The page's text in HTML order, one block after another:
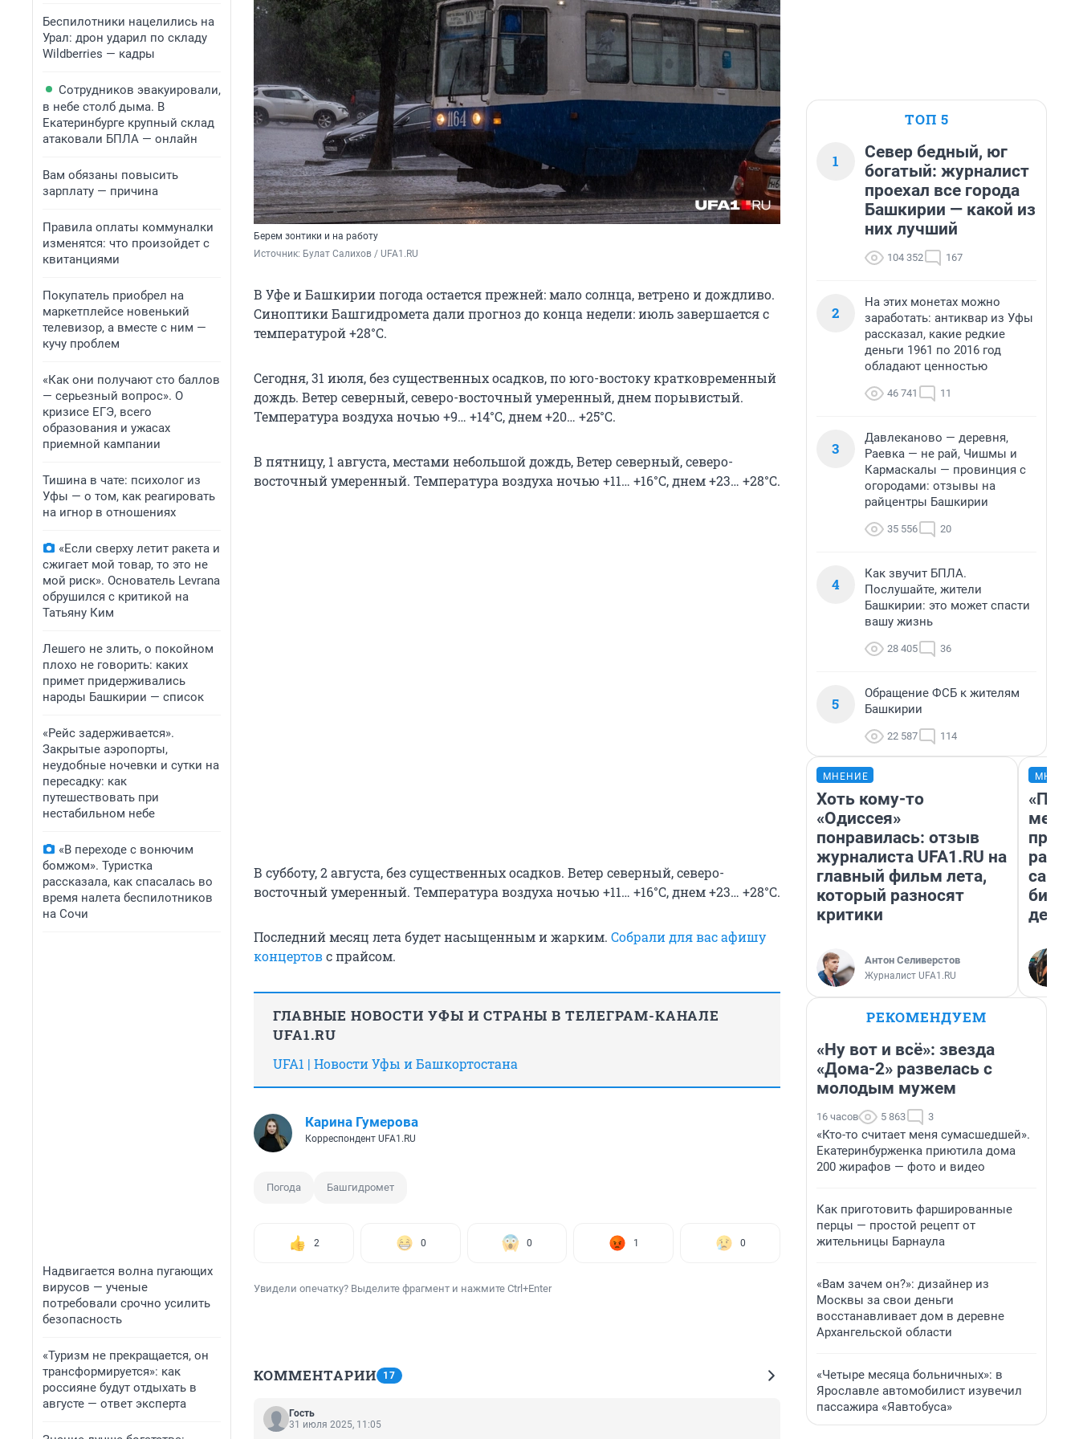
Беспилотники нацелились на
Урал: дрон ударил по складу
Wildberries — кадры
Сотрудников эвакуировали,
в небе столб дыма. В
Екатеринбурге крупный склад
атаковали БПЛА — онлайн
Вам обязаны повысить
зарплату — причина
Правила оплаты коммуналки
изменятся: что произойдет с
квитанциями
Покупатель приобрел на
маркетплейсе новенький
телевизор, а вместе с ним —
кучу проблем
«Как они получают сто баллов
— серьезный вопрос». О
кризисе ЕГЭ, всего
образования и ужасах
приемной кампании
Тишина в чате: психолог из
Уфы — о том, как реагировать
на игнор в отношениях
«Если сверху летит ракета и
сжигает мой товар, то это не
мой риск». Основатель Levrana
обрушился с критикой на
Татьяну Ким
Лешего не злить, о покойном
плохо не говорить: каких
примет придерживались
народы Башкирии — список
«Рейс задерживается».
Закрытые аэропорты,
неудобные ночевки и сутки на
пересадку: как
путешествовать при
нестабильном небе
«В переходе с вонючим
бомжом». Туристка
рассказала, как спасалась во
время налета беспилотников
на Сочи
Надвигается волна пугающих
вирусов — ученые
потребовали срочно усилить
безопасность
«Туризм не прекращается, он
трансформируется»: как
россияне будут отдыхать в
августе — ответ эксперта
Берем зонтики и на работу
Источник: Булат Салихов / UFA1.RU
В Уфе и Башкирии погода остается прежней: мало солнца, ветрено и дождливо.
Синоптики Башгидромета дали прогноз до конца недели: июль завершается с
температурой +28°С.
Сегодня, 31 июля, без существенных осадков, по юго-востоку кратковременный
дождь. Ветер северный, северо-восточный умеренный, днем порывистый.
Температура воздуха ночью +9… +14°С, днем +20… +25°С.
В пятницу, 1 августа, местами небольшой дождь, Ветер северный, северо-
восточный умеренный. Температура воздуха ночью +11… +16°С, днем +23… +28°С.
В субботу, 2 августа, без существенных осадков. Ветер северный, северо-
восточный умеренный. Температура воздуха ночью +11… +16°С, днем +23… +28°С.
Последний месяц лета будет насыщенным и жарким. Собрали для вас афишу
концертовс прайсом.
ГЛАВНЫЕ НОВОСТИ УФЫ И СТРАНЫ В ТЕЛЕГРАМ-КАНАЛЕ
UFA1.RU
UFA1 | Новости Уфы и Башкортостана
Карина Гумерова
Корреспондент UFA1.RU
Погода Башгидромет
2 0 0 1 0
Увидели опечатку? Выделите фрагмент и нажмите Ctrl+Enter
КОММЕНТАРИИ 17
Гость
31 июля 2025, 11:05
ТОП 5
1
Север бедный, юг
богатый: журналист
проехал все города
Башкирии — какой из
них лучший
104 352 167
2
На этих монетах можно
заработать: антиквар из Уфы
рассказал, какие редкие
деньги 1961 по 2016 год
обладают ценностью
46 741 11
3
Давлеканово — деревня,
Раевка — не рай, Чишмы и
Кармаскалы — провинция с
огородами: отзывы на
райцентры Башкирии
35 556 20
4
Как звучит БПЛА.
Послушайте, жители
Башкирии: это может спасти
вашу жизнь
28 405 36
5
Обращение ФСБ к жителям
Башкирии
22 587 114
МНЕНИЕ
Хоть кому-то
«Одиссея»
понравилась: отзыв
журналиста UFA1.RU на
главный фильм лета,
который разносят
критики
Антон Селиверстов
Журналист UFA1.RU
РЕКОМЕНДУЕМ
«Ну вот и всё»: звезда
«Дома-2» развелась с
молодым мужем
16 часов 5 863 3
«Кто-то считает меня сумасшедшей».
Екатеринбурженка приютила дома
200 жирафов — фото и видео
Как приготовить фаршированные
перцы — простой рецепт от
жительницы Барнаула
«Вам зачем он?»: дизайнер из
Москвы за свои деньги
восстанавливает дом в деревне
Архангельской области
«Четыре месяца больничных»: в
Ярославле автомобилист изувечил
пассажира «Яавтобуса»